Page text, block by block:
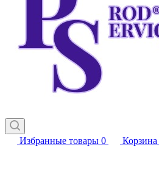
Избранные товары 0 Корзина